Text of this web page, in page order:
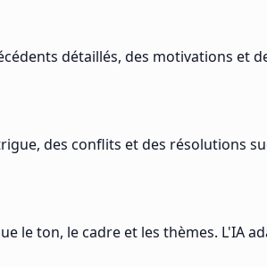
détaillés, des motivations et
des conflits et des résolutions
le ton, le cadre et les thèmes.